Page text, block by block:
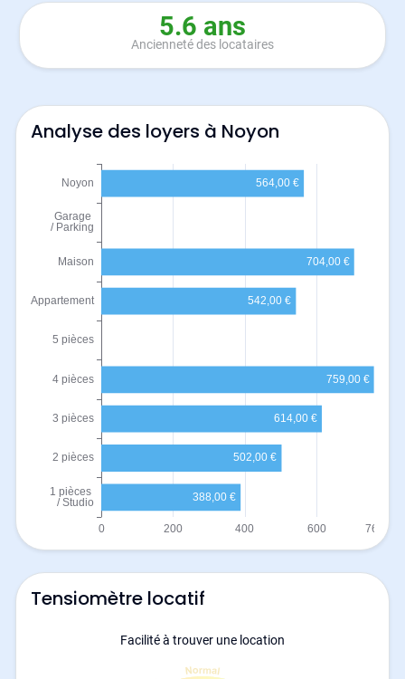
5.6 ans
Ancienneté des locataires
Analyse des loyers à Noyon
Tensiomètre locatif
Facilité à trouver une location